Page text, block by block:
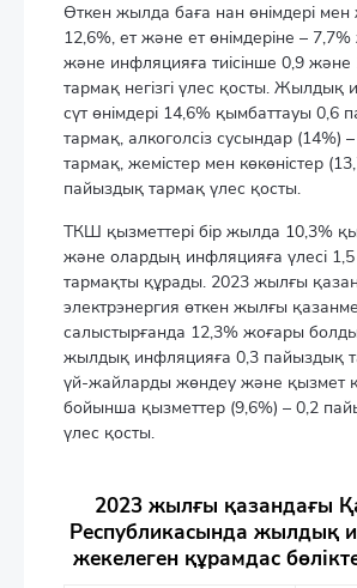
Өткен жылда баға нан өнімдері
12,6%, ет және ет өнімдеріне –
және инфляцияға тиісінше 0,9
тармақ негізгі үлес қосты. Жылдық
сүт өнімдері 14,6% қымбаттауы 0,6
тармақ, алкоголсіз сусындар (14%)
тармақ, жемістер мен көкөністер
пайыздық тармақ үлес қосты.
ТКШ қызметтері бір жылда 10,3%
және олардың инфляцияға үлесі
тармақты құрады. 2023 жылғы
электрэнергия өткен жылғы
салыстырғанда 12,3% жоғары
жылдық инфляцияға 0,3 пайыздық
үй-жайларды жөндеу және қызмет
бойынша қызметтер (9,6%) – 0,2
үлес қосты.
2023 жылғы қазандағы
Республикасында жылдық
жекелеген құрамдас